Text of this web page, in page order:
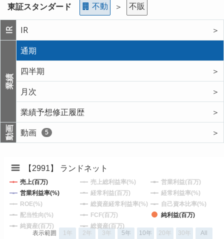
東証スタンダード 不動 ＞ 不販
IR IR ＞
業績
通期
四半期
＞
月次
＞
業績予想修正履歴
＞
動画 動画 5 ＞
【2991】 ランドネット
表示範囲 1年 2年 3年 5年 10年 20年 30年 All
売上(百万) 売上総利益率(%)
営業利益(百万)
営業利益率(%)
経常利益(百万)
経常利益率(%)
ROE(%)
総資産経常利益率(%)
自己資本比率(%)
配当性向(%)
FCF(百万)
純利益(百万)
純資産(百万)
総資産(百万)